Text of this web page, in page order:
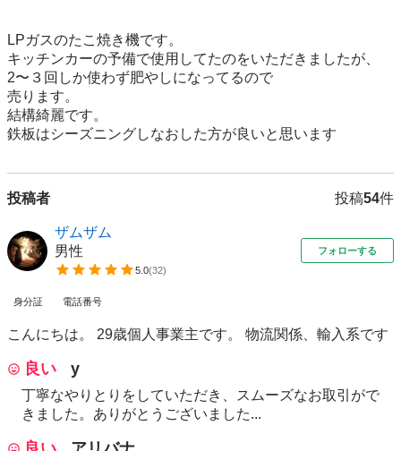
LPガスのたこ焼き機です。
キッチンカーの予備で使用してたのをいただきましたが、
2〜３回しか使わず肥やしになってるので
売ります。
結構綺麗です。
鉄板はシーズニングしなおした方が良いと思います
投稿者 投稿54件
ザムザム
男性
5.0(32)
フォローする
身分証 電話番号
こんにちは。 29歳個人事業主です。 物流関係、輸入系です
良い y
丁寧なやりとりをしていただき、スムーズなお取引がで
きました。ありがとうございました...